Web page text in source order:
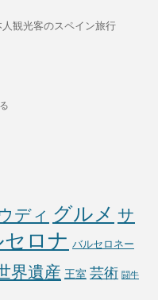
観光客のスペイン旅行
ディ グルメ サ
ロナ バルセロネー
界遺産 王室 芸術 闘牛